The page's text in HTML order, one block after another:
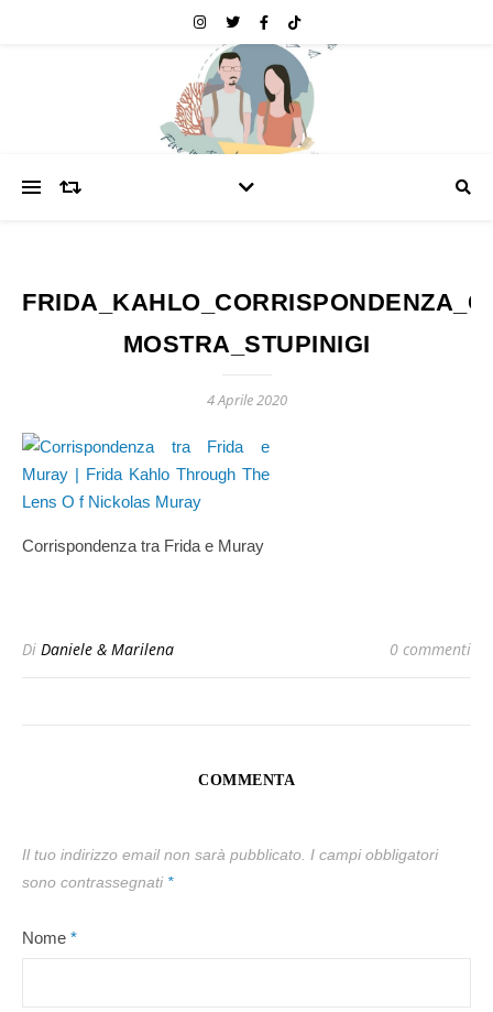
MOSTRA_STUPINIGI
4 Aprile 2020
Corrispondenza tra Frida e Muray
Di Daniele & Marilena 0 commenti
COMMENTA
Il tuo indirizzo email non sarà pubblicato. I campi obbligatori
sono contrassegnati *
Nome *